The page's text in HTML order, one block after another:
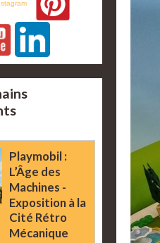
Playmobil :
L’Âge des
Machines -
Exposition à la
Cité Rétro
Mécanique